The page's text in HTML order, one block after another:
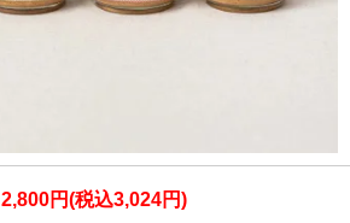
2,800円(税込3,024円)